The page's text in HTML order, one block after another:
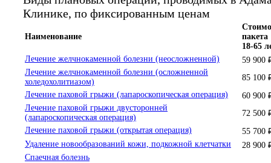
Клинике, по фиксированным ценам
Наименование
пакета
18-65
Лечение желчнокаменной болезни (неосложненной)
59 900
Лечение желчнокаменной болезни (осложненной
холедохолитиазом)
85 100
Лечение паховой грыжи (лапароскопическая операция)
60 900
Лечение паховой грыжи двусторонней
(лапароскопическая операция)
72 500
Лечение паховой грыжи (открытая операция)
55 700
Удаление новообразований кожи, подкожной клетчатки
28 900
Спаечная болезнь